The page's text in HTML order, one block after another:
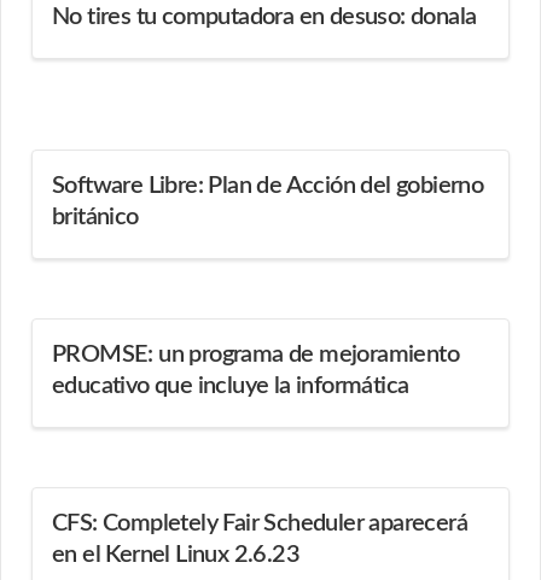
No tires tu computadora en desuso: donala
Software Libre: Plan de Acción del gobierno
británico
PROMSE: un programa de mejoramiento
educativo que incluye la informática
CFS: Completely Fair Scheduler aparecerá
en el Kernel Linux 2.6.23